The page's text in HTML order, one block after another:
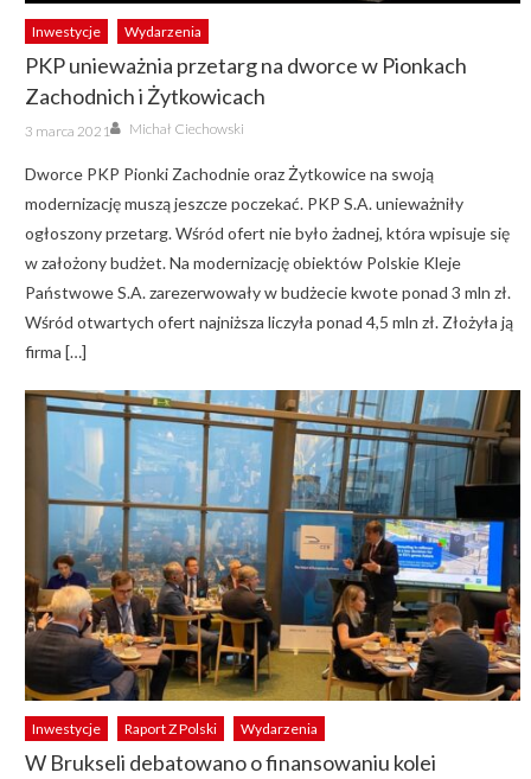
Inwestycje Wydarzenia
PKP unieważnia przetarg na dworce w Pionkach
Zachodnich i Żytkowicach
Posted
on
3 marca 2021 Author
Michał Ciechowski
Dworce PKP Pionki Zachodnie oraz Żytkowice na swoją
modernizację muszą jeszcze poczekać. PKP S.A. unieważniły
ogłoszony przetarg. Wśród ofert nie było żadnej, która wpisuje się
w założony budżet. Na modernizację obiektów Polskie Kleje
Państwowe S.A. zarezerwowały w budżecie kwote ponad 3 mln zł.
Wśród otwartych ofert najniższa liczyła ponad 4,5 mln zł. Złożyła ją
firma […]
Inwestycje Raport Z Polski Wydarzenia
W Brukseli debatowano o finansowaniu kolei